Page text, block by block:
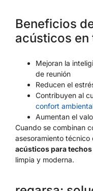
Beneficios
acústicos
Mejoran la
de reunión
Reducen el
Contribuyen al
confort
Aumentan el
Cuando se combinan
asesoramiento técnico
acústicos para techos
limpia y moderna.